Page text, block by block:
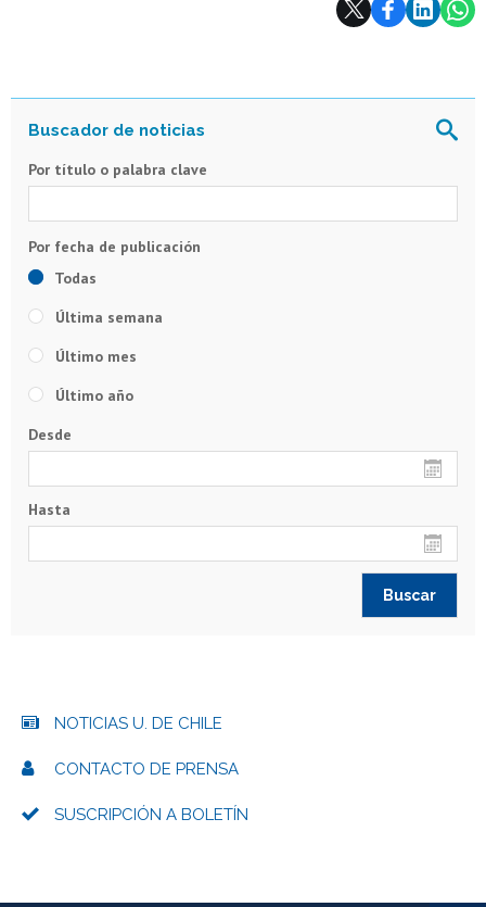
Por título o palabra clave
Todas
Última semana
Último mes
Último año
Desde
Hasta
NOTICIAS U. DE CHILE
CONTACTO DE PRENSA
SUSCRIPCIÓN A BOLETÍN